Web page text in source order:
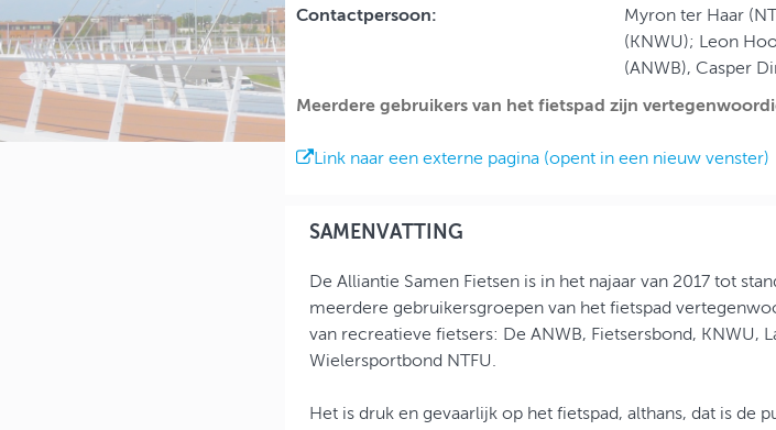
Contactpersoon:
Myron ter Haar
(KNWU); Leon
(ANWB), Casper
Meerdere gebruikers van het fietspad zijn
Link naar een externe pagina (opent in een nieuw venster)
SAMENVATTING
De Alliantie Samen Fietsen is in het najaar van 2017 tot
meerdere gebruikersgroepen van het fietspad
van recreatieve fietsers: De ANWB, Fietsersbond, KNWU,
Wielersportbond NTFU.
Het is druk en gevaarlijk op het fietspad, althans, dat is de